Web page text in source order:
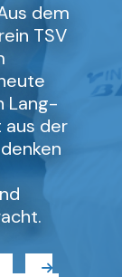
dem
TSV
Lang-
aus der